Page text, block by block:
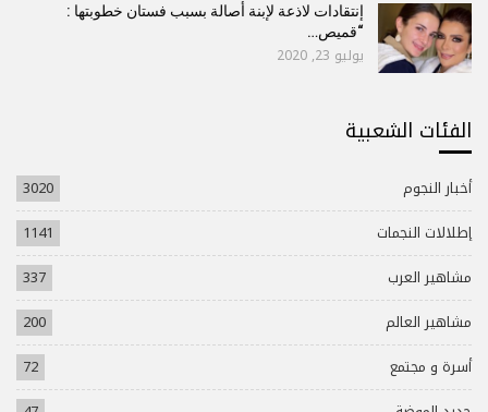
إنتقادات لاذعة لإبنة أصالة بسبب فستان خطوبتها :
“قميص…
يوليو 23, 2020
الفئات الشعبية
أخبار النجوم
3020
إطلالات النجمات
1141
مشاهير العرب
337
مشاهير العالم
200
أسرة و مجتمع
72